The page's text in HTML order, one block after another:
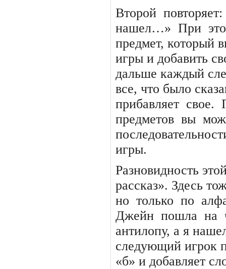
Второй
нашел…» При
предмет, который
игры и добавить
дальше каждый
все, что было
прибавляет свое.
предметов вы
игры.
Разновидность
рассказ». Здесь
но только по
Джейн пошла на
антилопу, а я
следующий игрок
«б» и добавляет